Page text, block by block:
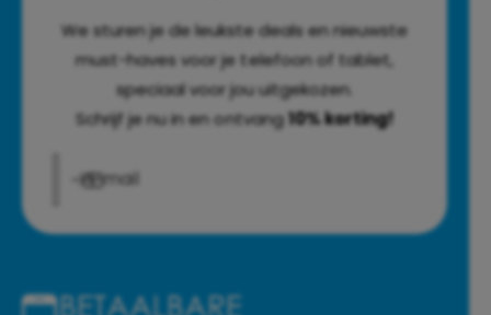
We sturen je de leukste deals en nieuwste
must-haves voor je telefoon of tablet,
speciaal voor jou uitgekozen.
Schrijf je nu in en ontvang10% korting!
E‑mail